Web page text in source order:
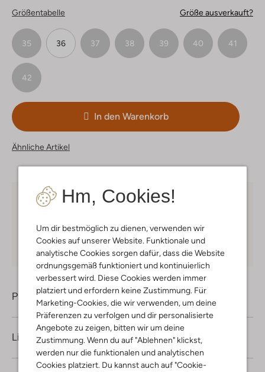
Hm, Cookies!
Um dir bestmöglich zu dienen, verwenden wir
Cookies auf unserer Website. Funktionale und
analytische Cookies sorgen dafür, dass die Website
ordnungsgemäß funktioniert und kontinuierlich
verbessert wird. Diese Cookies werden immer
platziert und erfordern keine Zustimmung. Für
Marketing-Cookies, die wir verwenden, um deine
Präferenzen zu verfolgen und dir personalisierte
Angebote zu zeigen, bitten wir um deine
Zustimmung. Wenn du auf "Ablehnen" klickst,
werden nur die funktionalen und analytischen
Cookies platziert. Du kannst auch auf "Cookie-
Größentabelle Größe ausverkauft?
35 36 37 38 39 40 41
42
In den Warenkorb
Ähnliche Artikel
Kostenloser Versandab € 75 für Club-Omoda
Kauf auf Rechnung 30 TagenRückgaberecht
Produktinformation
Lieferung & Rückgabe